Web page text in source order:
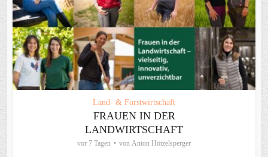
Land- & Forstwirtschaft
FRAUEN IN DER
LANDWIRTSCHAFT
vor 7 Tagen von Anton Hötzelsperger